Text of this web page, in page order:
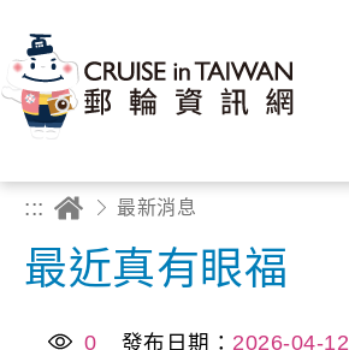
::: 最新消息
最近真有眼福
0 發布日期： 2026-04-12